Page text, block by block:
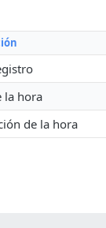
la hora
de la hora